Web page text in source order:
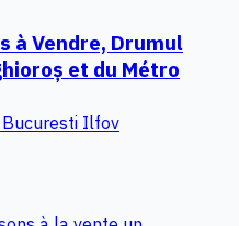
à Vendre, Drumul
et du Métro
Bucuresti Ilfov